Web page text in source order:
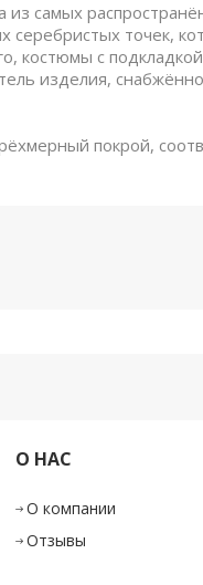
самых
точек,
костюмы с
изделия,
покрой,
О НАС
О компании
Отзывы